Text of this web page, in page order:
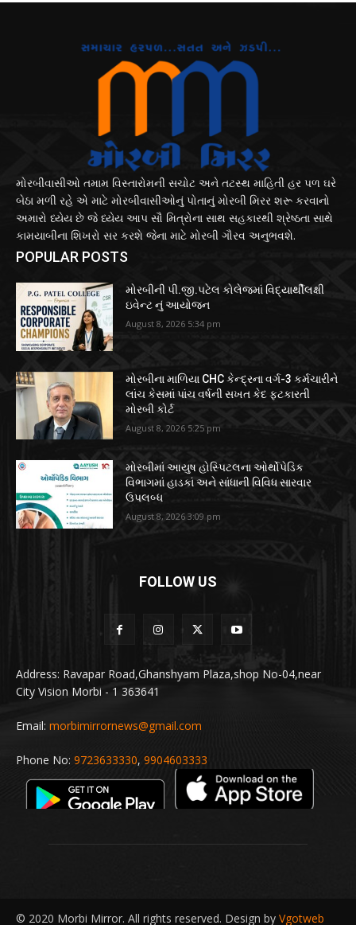
મોરબીવાસીઓ તમામ વિસ્તારોમની સચોટ અને તટસ્થ માહિતી હર પળ ઘરે
બેઠા મળી રહે એ માટે મોરબીવાસીઓનું પોતાનું મોરબી મિરર શરૂ કરવાનો
અમારો ધ્યેય છે જે ધ્યેય આપ સૌ મિત્રોના સાથ સહકારથી શ્રેષ્ઠતા સાથે
કામયાબીના શિખરો સર કરશે જેના માટે મોરબી ગૌરવ અનુભવશે.
POPULAR POSTS
મોરબીની પી.જી.પટેલ કોલેજમાં વિદ્યાર્થીલક્ષી
ઇવેન્ટ નું આયોજન
August 8, 2026 5:34 pm
મોરબીના માળિયા CHC કેન્દ્રના વર્ગ-3 કર્મચારીને
લાંચ કેસમાં પાંચ વર્ષની સખત કેદ ફટકારતી
મોરબી કોર્ટ
August 8, 2026 5:25 pm
મોરબીમાં આયુષ હોસ્પિટલના ઓર્થોપેડિક
વિભાગમાં હાડકાં અને સાંધાની વિવિધ સારવાર
ઉપલબ્ધ
August 8, 2026 3:09 pm
FOLLOW US
Address: Ravapar Road,Ghanshyam Plaza,shop No-04,near
City Vision Morbi - 1 363641
Email: morbimirrornews@gmail.com
Phone No: 9723633330, 9904603333
© 2020 Morbi Mirror. All rights reserved. Design by Vgotweb